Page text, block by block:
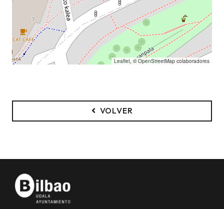
Leaflet, ©OpenStreetMap colaboradores
VOLVER